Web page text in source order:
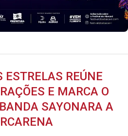
ESTRELAS REÚNE
E MARCA O
SAYONARA A